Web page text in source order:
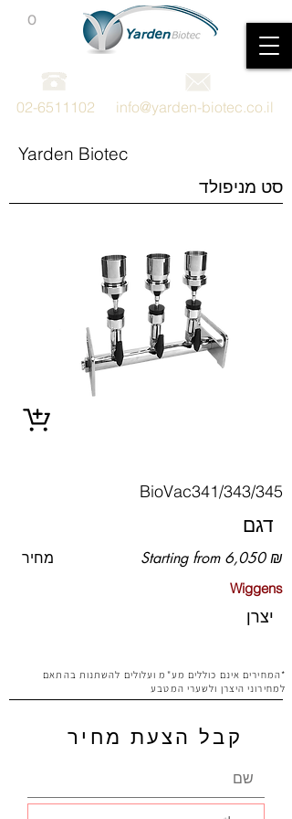
02-6511102 info@yarden-biotec.co.il
0
Yarden Biotec
סט מניפולד
BioVac341/343/345
דגם
מחיר Starting from 6,050 ₪
Wiggens
יצרן
*המחירים אינם כוללים מע"מ ועלולים להשתנות בהתאם
למחירוני היצרן ולשערי המטבע
קבל הצעת מחיר